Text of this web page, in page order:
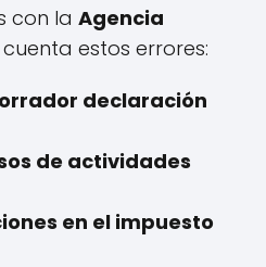
con la Agencia
estos errores:
declaración
de actividades
en el impuesto